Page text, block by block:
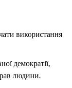
використання
демократії,
людини.